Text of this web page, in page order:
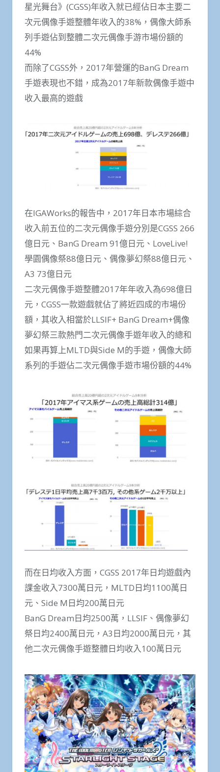
星光舞台》(CGSS)年收入就已經佔日本主要二
次元偶像手遊整體年收入的38%，偶像大師系
列手遊佔到整體二次元偶像手游市場份額的
44%
而除了CGSS外，2017年營運的BanG Dream
手遊表現也不錯，成為2017年新款偶像手遊中
收入最高的遊戲
在IGAWorks的報告中，2017年日本市場綜合
收入前五位的二次元偶像手遊分別是CGSS 266
億日元、BanG Dream 91億日元、LoveLive!
學園偶像祭88億日元、偶像夢幻祭88億日元、
A3 73億日元
二次元偶像手遊整體2017年年收入為698億日
元，CGSS一款遊戲就佔了將近四成的市場份
額，其收入相當於LLSIF+ BanG Dream+偶像
夢幻祭三款熱門二次元偶像手遊年收入的總和
如果再算上MLTD與Side M的手遊，偶像大師
系列的手遊佔二次元偶像手遊市場份額的44%
而在日均收入方面，CGSS 2017年日均遊戲內
課金收入7300萬日元，MLTD日均1100萬日
元、Side M日均200萬日元
BanG Dream日均2500萬，LLSIF、偶像夢幻
祭日均2400萬日元，A3日均2000萬日元，其
他二次元偶像手遊整體日均收入100萬日元